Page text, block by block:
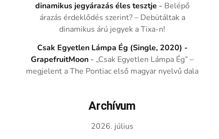
dinamikus jegyárazás éles tesztje - Belépő
árazás érdeklődés szerint? – Debütáltak a
dinamikus árú jegyek a Tixa-n!
Csak Egyetlen Lámpa Ég (Single, 2020) -
GrapefruitMoon - „Csak Egyetlen Lámpa Ég” –
megjelent a The Pontiac első magyar nyelvű dala
Archívum
2026. július